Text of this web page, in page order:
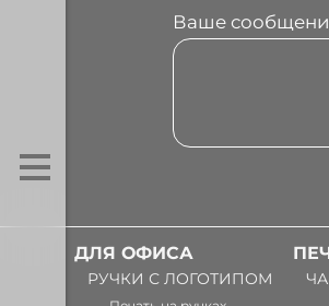
Ваше
ДЛЯ ОФИСА
РУЧКИ С ЛОГОТИПОМ